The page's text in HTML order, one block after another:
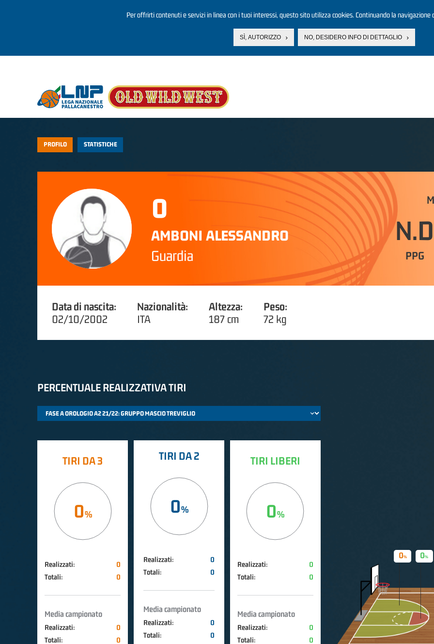
Per offrirti contenuti e servizi in linea con i tuoi interessi, questo sito utilizza cookies. Continuando la navigazione
SÌ, AUTORIZZO NO, DESIDERO INFO DI DETTAGLIO
PROFILO STATISTICHE
0
AMBONI ALESSANDRO
Guardia
N.D
PPG
Data di nascita:
02/10/2002
Nazionalità:
ITA
Altezza:
187 cm
Peso:
72 kg
PERCENTUALE REALIZZATIVA TIRI
TIRI DA 3
0
Realizzati:
0
Totali:
0
Media campionato
Realizzati:
0
Totali:
0
TIRI DA 2
0
Realizzati:
0
Totali:
0
Media campionato
Realizzati:
0
Totali:
0
TIRI LIBERI
0
Realizzati:
0
Totali:
0
Media campionato
Realizzati:
0
Totali:
0
0
0